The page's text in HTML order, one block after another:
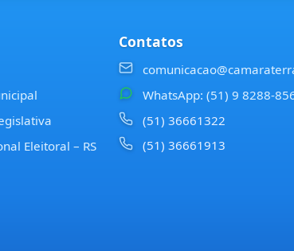
Eleitoral – RS
Contatos
WhatsApp: (51) 9 8288-
(51) 36661322
(51) 36661913